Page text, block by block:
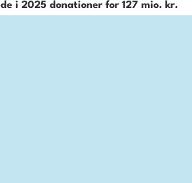
i 2025 donationer for 127 mio. kr.